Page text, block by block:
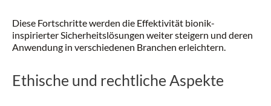
Diese Fortschritte werden die Effektivität bionik-
inspirierter Sicherheitslösungen weiter steigern und deren
Anwendung in verschiedenen Branchen erleichtern.
Ethische und rechtliche Aspekte